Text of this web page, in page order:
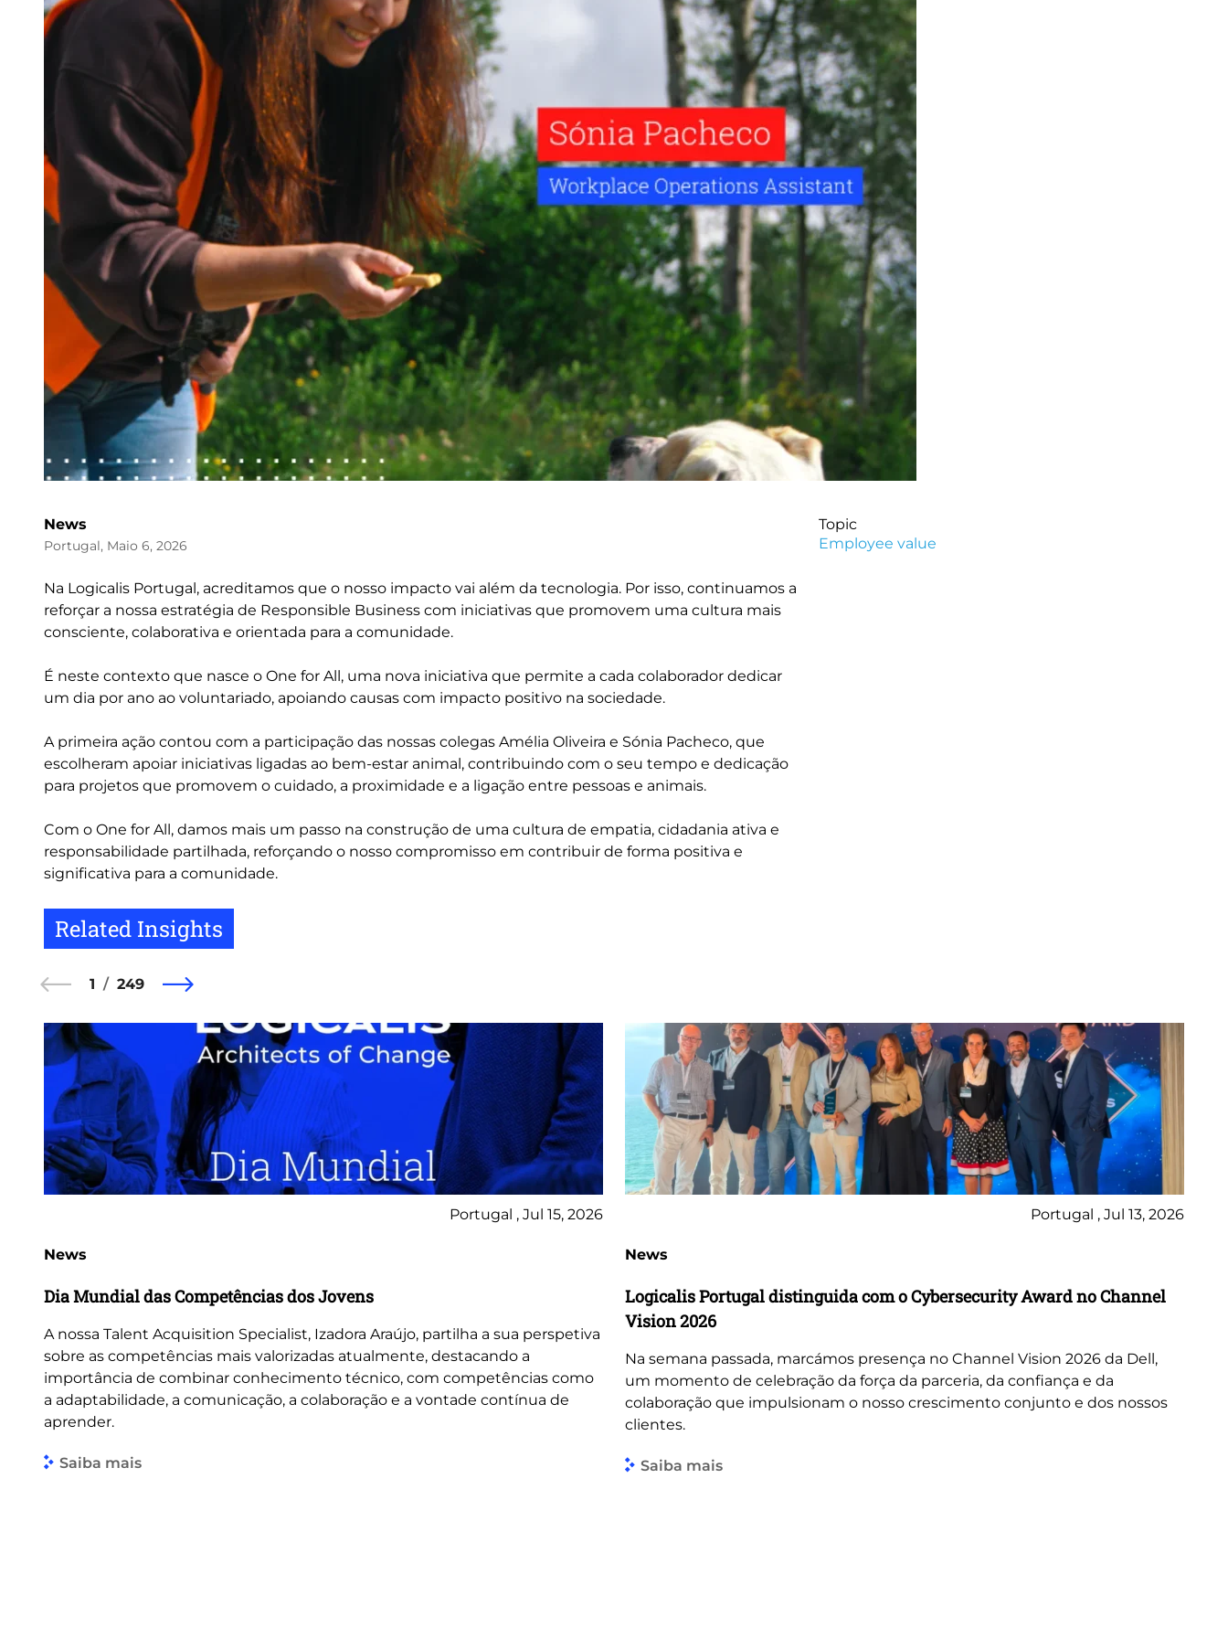
News
Portugal, Maio 6, 2026
Na Logicalis Portugal, acreditamos que o nosso impacto vai além da tecnologia. Por isso, continuamos a
reforçar a nossa estratégia de Responsible Business com iniciativas que promovem uma cultura mais
consciente, colaborativa e orientada para a comunidade.
É neste contexto que nasce o One for All, uma nova iniciativa que permite a cada colaborador dedicar
um dia por ano ao voluntariado, apoiando causas com impacto positivo na sociedade.
A primeira ação contou com a participação das nossas colegas Amélia Oliveira e Sónia Pacheco, que
escolheram apoiar iniciativas ligadas ao bem-estar animal, contribuindo com o seu tempo e dedicação
para projetos que promovem o cuidado, a proximidade e a ligação entre pessoas e animais.
Com o One for All, damos mais um passo na construção de uma cultura de empatia, cidadania ativa e
responsabilidade partilhada, reforçando o nosso compromisso em contribuir de forma positiva e
significativa para a comunidade.
Topic
Employee value
Related Insights
1 249
Portugal , Jul 15, 2026
News
Dia Mundial das Competências dos Jovens
A nossa Talent Acquisition Specialist, Izadora Araújo, partilha a sua perspetiva
sobre as competências mais valorizadas atualmente, destacando a
importância de combinar conhecimento técnico, com competências como
a adaptabilidade, a comunicação, a colaboração e a vontade contínua de
aprender.
Saiba mais
Portugal , Jul 13, 2026
News
Logicalis Portugal distinguida com o Cybersecurity Award no Channel
Vision 2026
Na semana passada, marcámos presença no Channel Vision 2026 da Dell,
um momento de celebração da força da parceria, da confiança e da
colaboração que impulsionam o nosso crescimento conjunto e dos nossos
clientes.
Saiba mais